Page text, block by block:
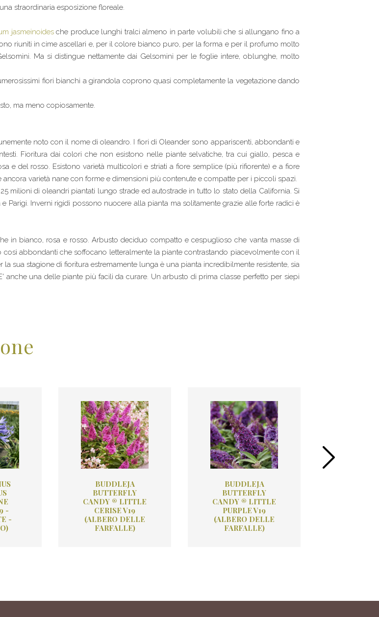
straordinaria esposizione floreale.
jasmeinoidesche produce lunghi tralci almeno in parte volubili che si allungano fino a
riuniti in cime ascellari e, per il colore bianco puro, per la forma e per il profumo molto
Ma si distingue nettamente dai Gelsomini per le foglie intere, oblunghe, molto
fiori bianchi a girandola coprono quasi completamente la vegetazione dando
ma meno copiosamente.
noto con il nome di oleandro. I fiori di Oleander sono appariscenti, abbondanti e
Fioritura dai colori che non esistono nelle piante selvatiche, tra cui giallo, pesca e
e del rosso. Esistono varietà multicolori e striati a fiore semplice (più rifiorente) e a fiore
varietà nane con forme e dimensioni più contenute e compatte per i piccoli spazi.
milioni di oleandri piantati lungo strade ed autostrade in tutto lo stato della California. Si
Parigi. Inverni rigidi possono nuocere alla pianta ma solitamente grazie alle forte radici è
in bianco, rosa e rosso. Arbusto deciduo compatto e cespuglioso che vanta masse di
abbondanti che soffocano letteralmente la piante contrastando piacevolmente con il
sua stagione di fioritura estremamente lunga è una pianta incredibilmente resistente, sia
anche una delle piante più facili da curare. Un arbusto di prima classe perfetto per siepi
-
-
BUDDLEJA
BUTTERFLY
CANDY ® LITTLE
CERISE V19
(ALBERO DELLE
FARFALLE)
BUDDLEJA
BUTTERFLY
CANDY ® LITTLE
PURPLE V19
(ALBERO DELLE
FARFALLE)